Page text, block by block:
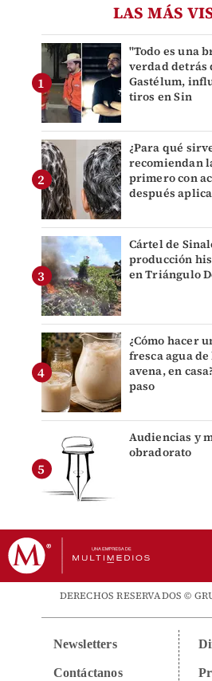
LAS MÁS
"Todo es una
verdad detrás
Gastélum,
tiros en Sin
¿Para qué
recomiendan
primero con
después
Cártel de
producción
en Triángulo
¿Cómo hacer
fresca agua
avena, en
paso
Audiencias y
obradorato
DERECHOS RESERVADOS ©
Newsletters
Contáctanos